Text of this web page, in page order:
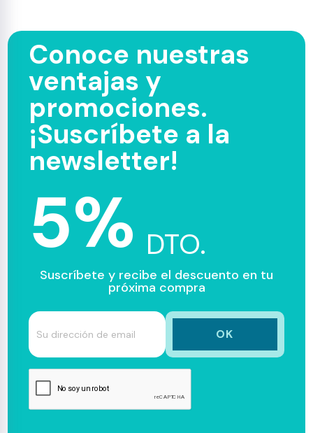
Conoce nuestras
ventajas y
promociones.
¡Suscríbete a la
newsletter!
5% DTO.
Suscríbete y recibe el descuento en tu
próxima compra